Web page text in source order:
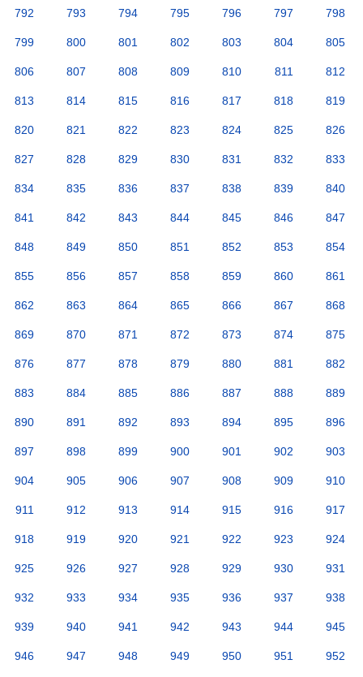
792 793 794 795 796 797 798
799 800 801 802 803 804 805
806 807 808 809 810 811 812
813 814 815 816 817 818 819
820 821 822 823 824 825 826
827 828 829 830 831 832 833
834 835 836 837 838 839 840
841 842 843 844 845 846 847
848 849 850 851 852 853 854
855 856 857 858 859 860 861
862 863 864 865 866 867 868
869 870 871 872 873 874 875
876 877 878 879 880 881 882
883 884 885 886 887 888 889
890 891 892 893 894 895 896
897 898 899 900 901 902 903
904 905 906 907 908 909 910
911 912 913 914 915 916 917
918 919 920 921 922 923 924
925 926 927 928 929 930 931
932 933 934 935 936 937 938
939 940 941 942 943 944 945
946 947 948 949 950 951 952